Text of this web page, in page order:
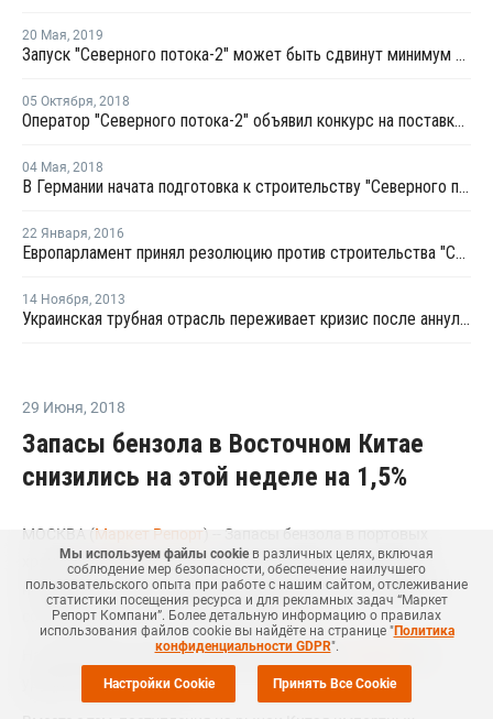
20 Мая, 2019
Запуск "Северного потока-2" может быть сдвинут минимум на полгода
05 Октября, 2018
Оператор "Северного потока-2" объявил конкурс на поставку ТБД в обход Дании
04 Мая, 2018
В Германии начата подготовка к строительству "Северного потока-2"
22 Января, 2016
Европарламент принял резолюцию против строительства "Северного потока-2"
14 Ноября, 2013
Украинская трубная отрасль переживает кризис после аннулирования Россией квот на поставки
29 Июня, 2018
Запасы бензола в Восточном Китае
снизились на этой неделе на 1,5%
МОСКВА (Маркет Репорт) -- Запасы бензола в портовых
хранилищах на востоке Китая сократились на текущей
неделе на 1,5% по сравнению с уровнем прошлой недели и
составили 240,5 тыс. тонн, сообщилICIS.
На прошлой же неделе данный показатель находился
уровне 244,2 тыс. тонн.
Мы используем файлы cookieв различных целях, включая
соблюдение мер безопасности, обеспечение наилучшего
пользовательского опыта при работе с нашим сайтом, отслеживание
статистики посещения ресурса и для рекламных задач “Маркет
Репорт Компани”. Более детальную информацию о правилах
использования файлов cookie вы найдёте на странице "Политика
конфиденциальности GDPR".
Настройки Cookie Принять Все Cookie